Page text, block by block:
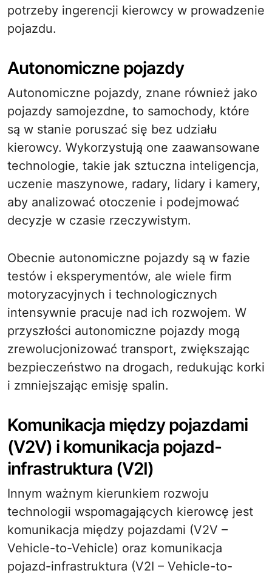
potrzeby ingerencji kierowcy w prowadzenie
pojazdu.
Autonomiczne pojazdy
Autonomiczne pojazdy, znane również jako
pojazdy samojezdne, to samochody, które
są w stanie poruszać się bez udziału
kierowcy. Wykorzystują one zaawansowane
technologie, takie jak sztuczna inteligencja,
uczenie maszynowe, radary, lidary i kamery,
aby analizować otoczenie i podejmować
decyzje w czasie rzeczywistym.
Obecnie autonomiczne pojazdy są w fazie
testów i eksperymentów, ale wiele firm
motoryzacyjnych i technologicznych
intensywnie pracuje nad ich rozwojem. W
przyszłości autonomiczne pojazdy mogą
zrewolucjonizować transport, zwiększając
bezpieczeństwo na drogach, redukując korki
i zmniejszając emisję spalin.
Komunikacja między pojazdami
(V2V) i komunikacja pojazd-
infrastruktura (V2I)
Innym ważnym kierunkiem rozwoju
technologii wspomagających kierowcę jest
komunikacja między pojazdami (V2V –
Vehicle-to-Vehicle) oraz komunikacja
pojazd-infrastruktura (V2I – Vehicle-to-